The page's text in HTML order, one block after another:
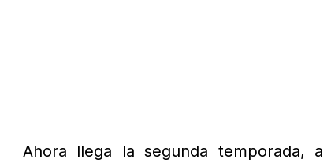
Ahora llega la segunda temporada,